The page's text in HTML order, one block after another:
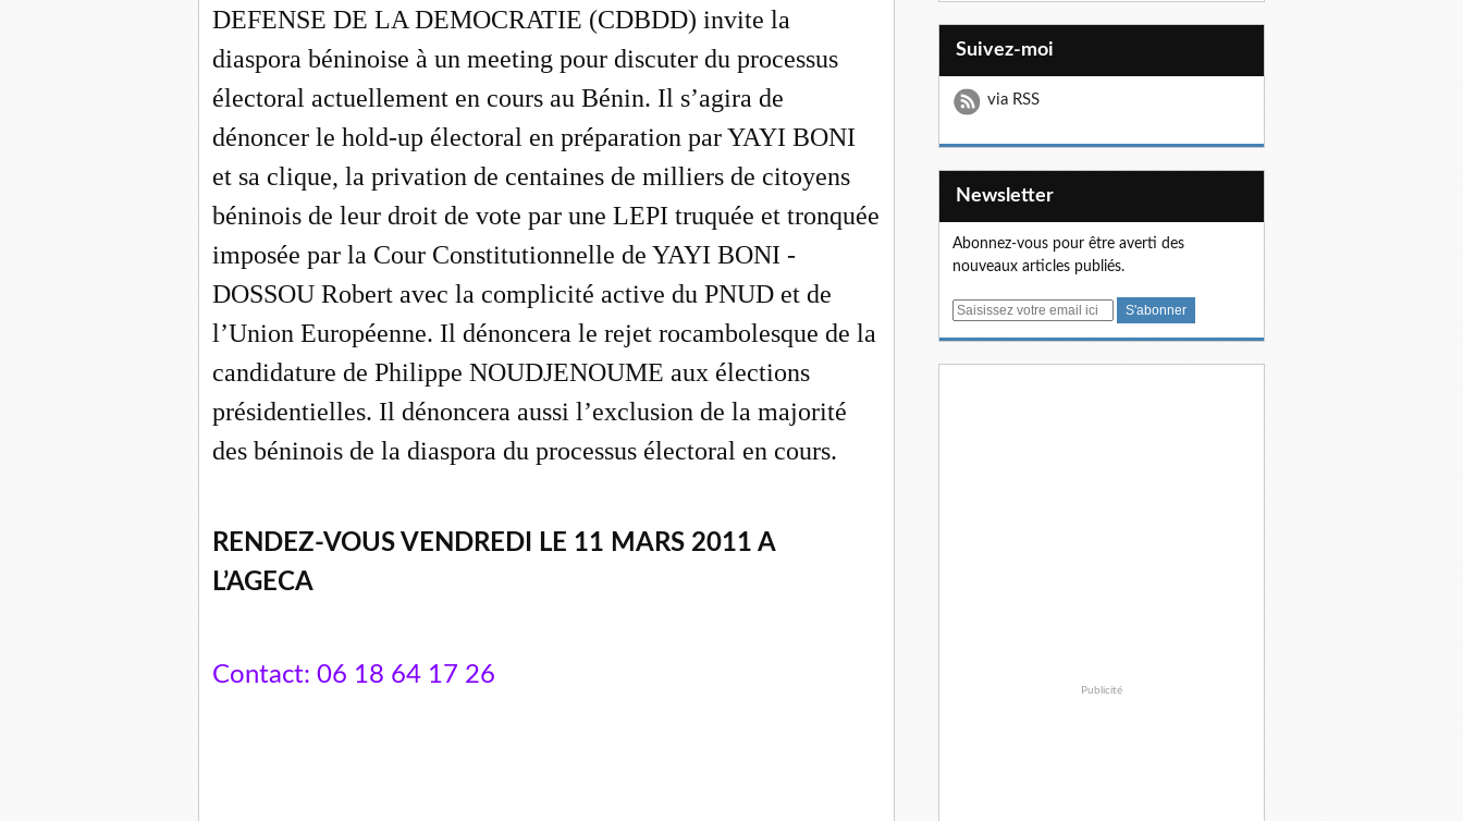
DEFENSE DE LA DEMOCRATIE (CDBDD) invite la
diaspora béninoise à un meeting pour discuter du processus
électoral actuellement en cours au Bénin. Il s’agira de
dénoncer le hold-up électoral en préparation par YAYI BONI
et sa clique, la privation de centaines de milliers de citoyens
béninois de leur droit de vote par une LEPI truquée et tronquée
imposée par la Cour Constitutionnelle de YAYI BONI -
DOSSOU Robert avec la complicité active du PNUD et de
l’Union Européenne. Il dénoncera le rejet rocambolesque de la
candidature de Philippe NOUDJENOUME aux élections
présidentielles. Il dénoncera aussi l’exclusion de la majorité
des béninois de la diaspora du processus électoral en cours.
RENDEZ-VOUS VENDREDI LE 11 MARS 2011 A
L’AGECA
Contact: 06 18 64 17 26
Suivez-moi
via RSS
Newsletter
Abonnez-vous pour être averti des
nouveaux articles publiés.
E
Publicité